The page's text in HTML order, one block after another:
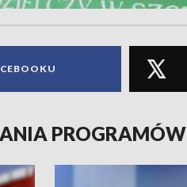
PROGRAMÓW